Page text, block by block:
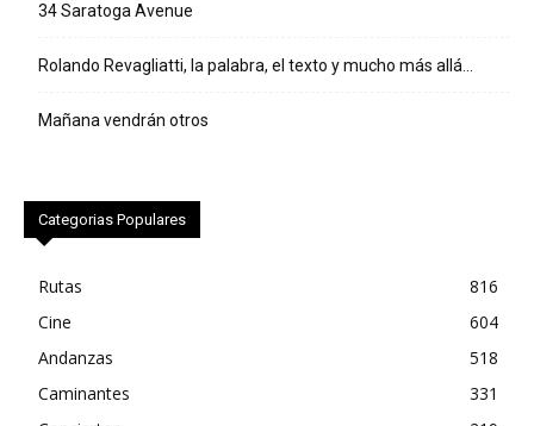
34 Saratoga Avenue
Rolando Revagliatti, la palabra, el texto y mucho más allá…
Mañana vendrán otros
Categorias Populares
Rutas
816
Cine
604
Andanzas
518
Caminantes
331